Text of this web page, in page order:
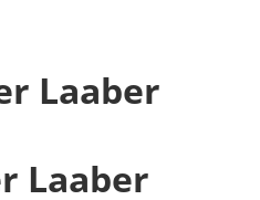
Laaber
Laaber